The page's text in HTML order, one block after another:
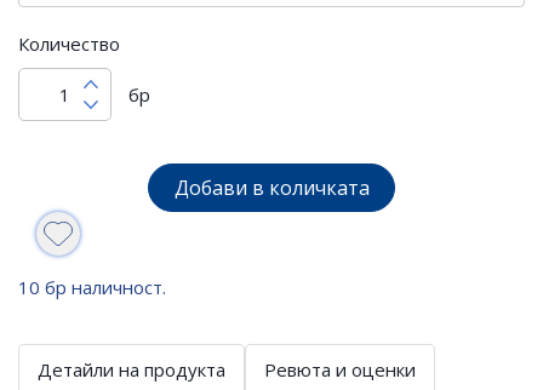
Количество
бр
Добави в количката
10 бр наличност.
Детайли на продукта Ревюта и оценки